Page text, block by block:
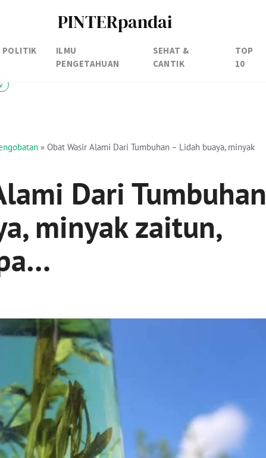
PINTERpandai
POLITIK
ILMU
PENGETAHUAN
SEHAT &
CANTIK
TOP
10
» Obat Wasir Alami Dari Tumbuhan – Lidah buaya, minyak
Dari Tumbuhan
minyak zaitun,